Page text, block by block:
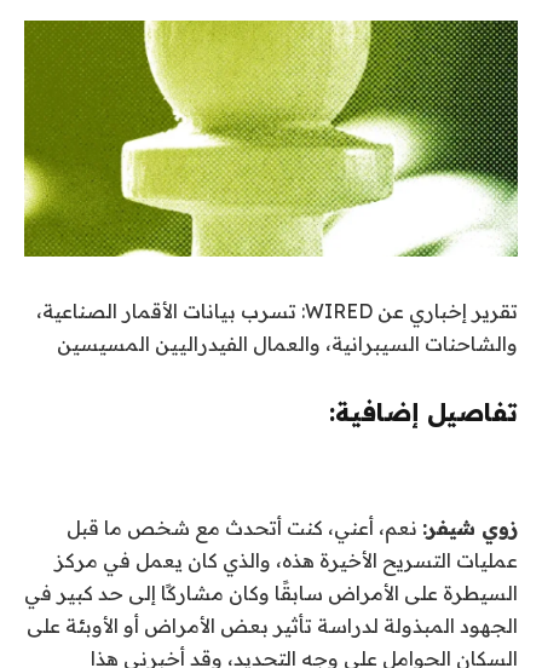
تقرير إخباري عن WIRED: تسرب بيانات الأقمار الصناعية،
والشاحنات السيبرانية، والعمال الفيدراليين المسيسين
تفاصيل إضافية:
زوي شيفر: نعم، أعني، كنت أتحدث مع شخص ما قبل
عمليات التسريح الأخيرة هذه، والذي كان يعمل في مركز
السيطرة على الأمراض سابقًا وكان مشاركًا إلى حد كبير في
الجهود المبذولة لدراسة تأثير بعض الأمراض أو الأوبئة على
السكان الحوامل على وجه التحديد، وقد أخبرني هذا